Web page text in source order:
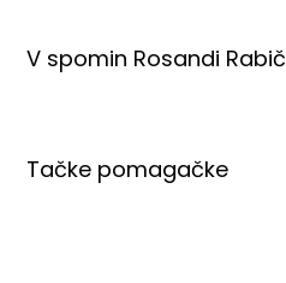
V spomin Rosandi Rabič
Tačke pomagačke